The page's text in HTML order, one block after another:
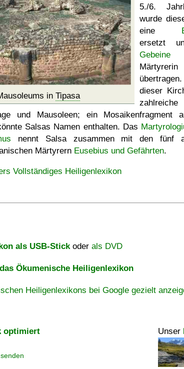
in Tipasa
5./6.
wurde
eine
ersetzt
Gebeine
Märtyrerin
dieser
zahlreiche
und Mausoleen; ein Mosaikenfragment
Salsas Namen enthalten. Das
nennt Salsa zusammen mit den fünf
Märtyrern Eusebius und Gefährten.
Vollständiges Heiligenlexikon
als USB-Stickoder als DVD
Ökumenische Heiligenlexikon
Heiligenlexikons bei Google gezielt
optimiert Unser